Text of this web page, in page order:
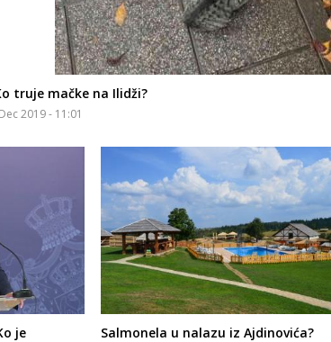
truje mačke na Ilidži?
2019 - 11:01
je
Salmonela u nalazu iz Ajdinovića?